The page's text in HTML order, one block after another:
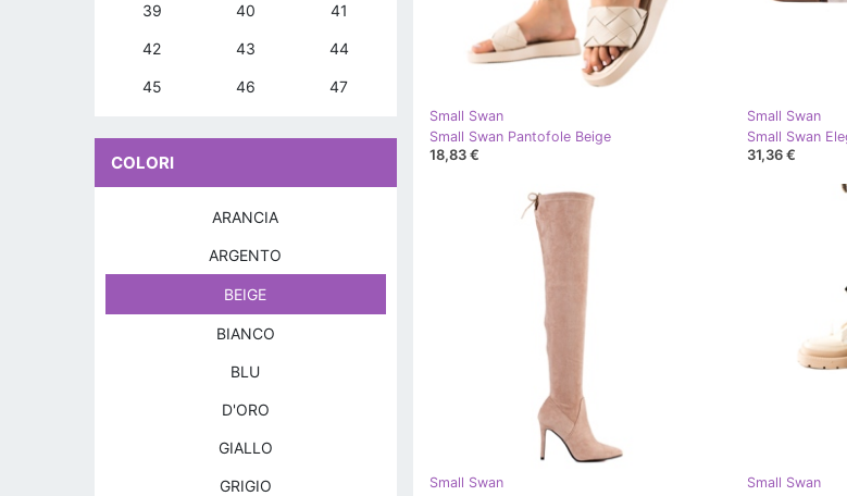
Small Swan
Small Swan Pantofole Beige
18,83 €
Small Swan
31,36 €
Small Swan
Small Swan
39 40 41
42 43 44
45 46 47
COLORI
ARANCIA
ARGENTO
BEIGE
BIANCO
BLU
D'ORO
GIALLO
GRIGIO